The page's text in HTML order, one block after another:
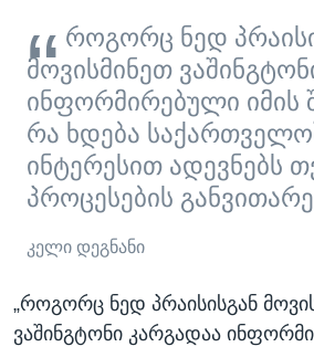
როგორც ნედ
მოვისმინეთ
ინფორმირებული იმის
რა ხდება
ინტერესით ადევნებს
პროცესების
კელი დეგნანი
„როგორც ნედ პრაისისგან
ვაშინგტონი კარგადაა